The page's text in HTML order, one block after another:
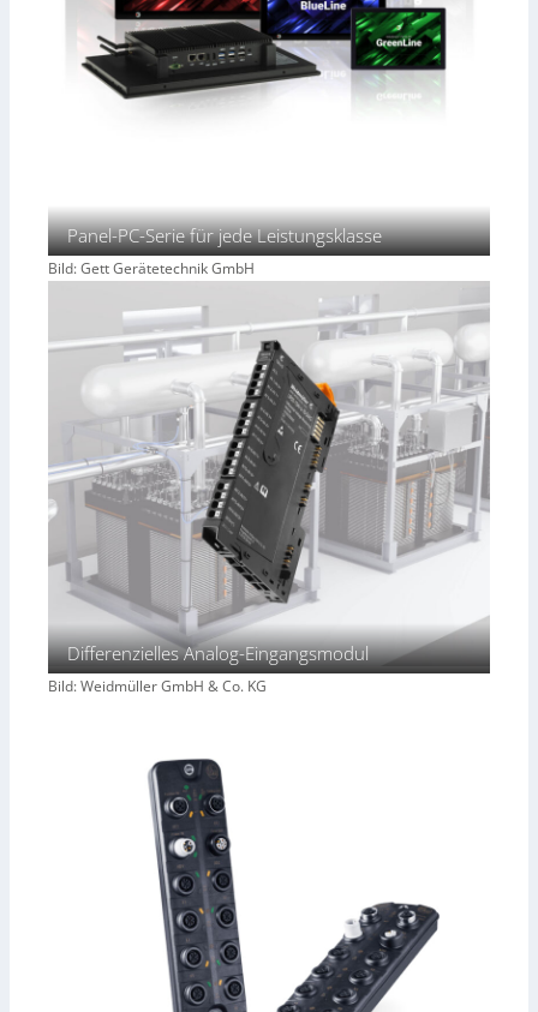
Panel-PC-Serie für jede Leistungsklasse
Bild: Gett Gerätetechnik GmbH
Differenzielles Analog-Eingangsmodul
Bild: Weidmüller GmbH & Co. KG